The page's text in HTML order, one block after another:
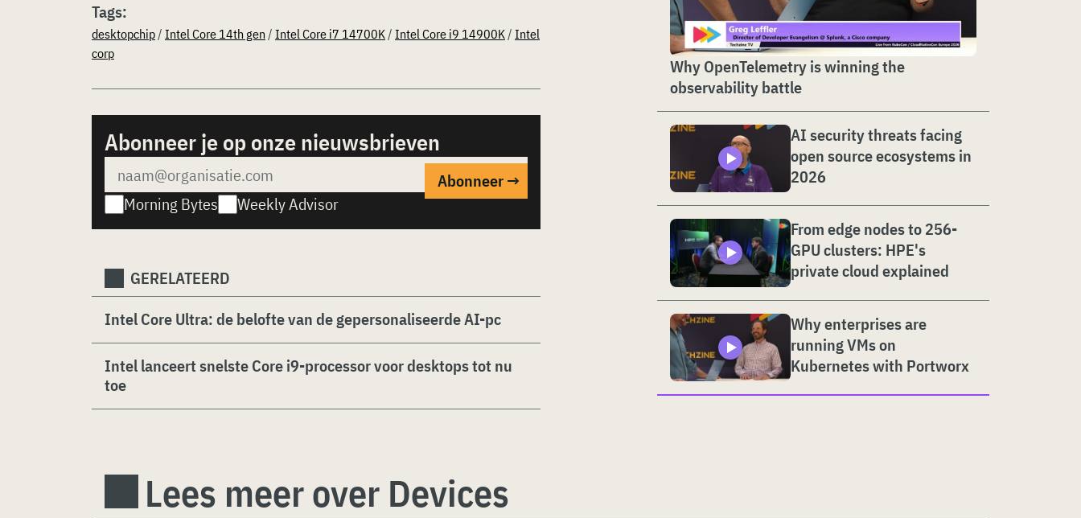
Tags:
desktopchip/ Intel Core 14th gen / Intel Core i7 14700K/ Intel Core i9 14900K/ Intel
corp
Abonneer je op onze nieuwsbrieven
Morning Bytes Weekly Advisor
GERELATEERD
Intel Core Ultra: de belofte van de gepersonaliseerde AI-pc
Intel lanceert snelste Core i9-processor voor desktops tot nu
toe
Why OpenTelemetry is winning the
observability battle
AI security threats facing
open source ecosystems in
2026
From edge nodes to 256-
GPU clusters: HPE's
private cloud explained
Why enterprises are
running VMs on
Kubernetes with Portworx
Lees meer over Devices